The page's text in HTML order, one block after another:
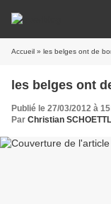
Accueil » les belges ont de
les belges ont
Publié le 27/03/2012 à
Par Christian SCHOETTL